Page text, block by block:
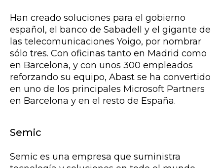
Han creado soluciones para el gobierno
español, el banco de Sabadell y el gigante de
las telecomunicaciones Yoigo, por nombrar
sólo tres. Con oficinas tanto en Madrid como
en Barcelona, y con unos 300 empleados
reforzando su equipo, Abast se ha convertido
en uno de los principales Microsoft Partners
en Barcelona y en el resto de España.
Semic
Semic es una empresa que suministra